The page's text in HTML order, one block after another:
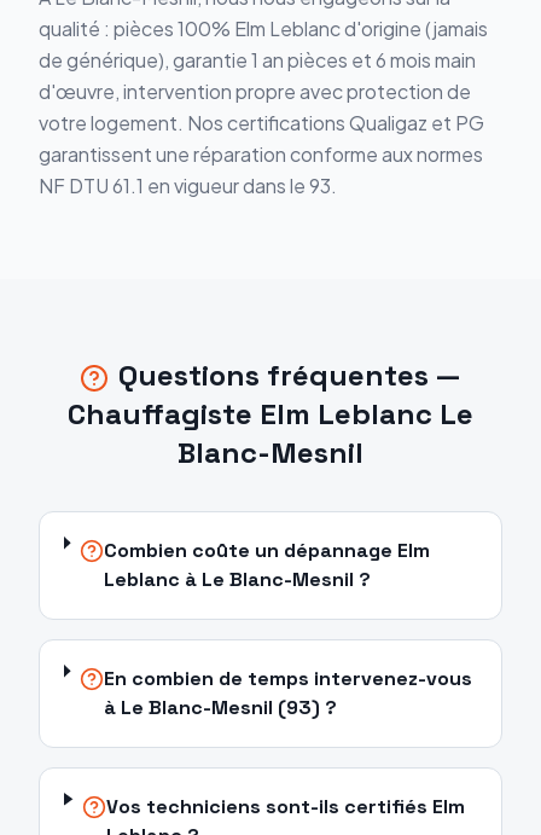
qualité : pièces 100% Elm Leblanc d'origine (jamais
de générique), garantie 1 an pièces et 6 mois main
d'œuvre, intervention propre avec protection de
votre logement. Nos certifications Qualigaz et PG
garantissent une réparation conforme aux normes
NF DTU 61.1 en vigueur dans le 93.
Questions fréquentes —
Chauffagiste Elm Leblanc Le
Blanc-Mesnil
Combien coûte un dépannage Elm
Leblanc à Le Blanc-Mesnil ?
En combien de temps intervenez-vous
à Le Blanc-Mesnil (93) ?
Vos techniciens sont-ils certifiés Elm